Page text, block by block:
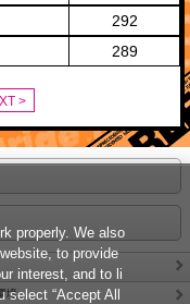
292
289
>
境
properly. We also
to provide
interest, and to li
“Accept All